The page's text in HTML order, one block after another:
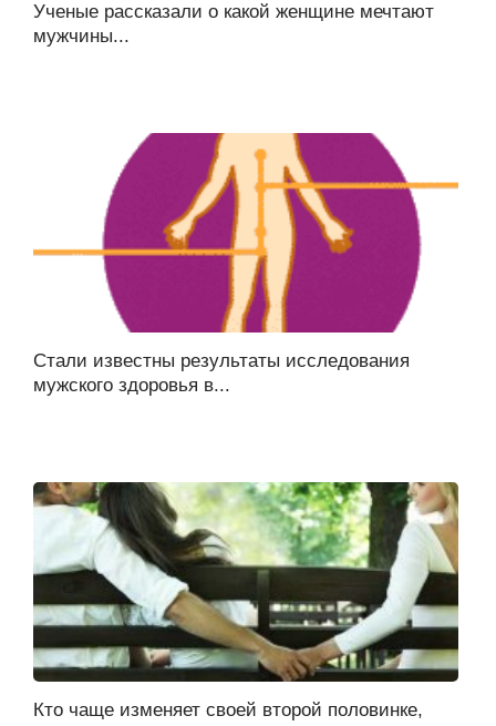
Ученые рассказали о какой женщине мечтают
мужчины...
Стали известны результаты исследования
мужского здоровья в...
Кто чаще изменяет своей второй половинке,